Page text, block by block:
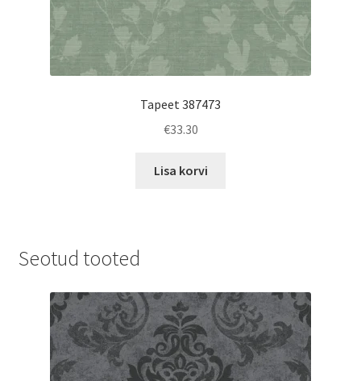
Tapeet 387473
€33.30
Lisa korvi
Seotud tooted